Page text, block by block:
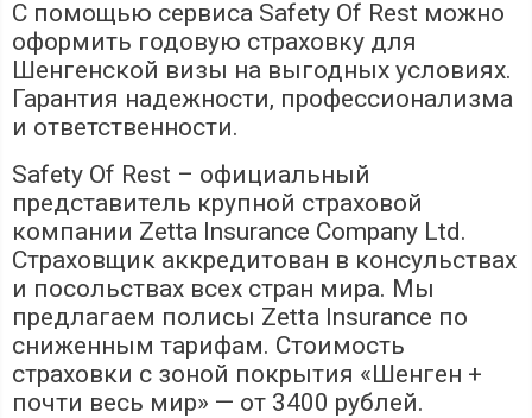
С помощью сервиса Safety Of Rest можно
оформить годовую страховку для
Шенгенской визы на выгодных условиях.
Гарантия надежности, профессионализма
и ответственности.
Safety Of Rest – официальный
представитель крупной страховой
компании Zetta Insurance Company Ltd.
Страховщик аккредитован в консульствах
и посольствах всех стран мира. Мы
предлагаем полисы Zetta Insurance по
сниженным тарифам. Стоимость
страховки с зоной покрытия «Шенген +
почти весь мир» — от 3400 рублей.